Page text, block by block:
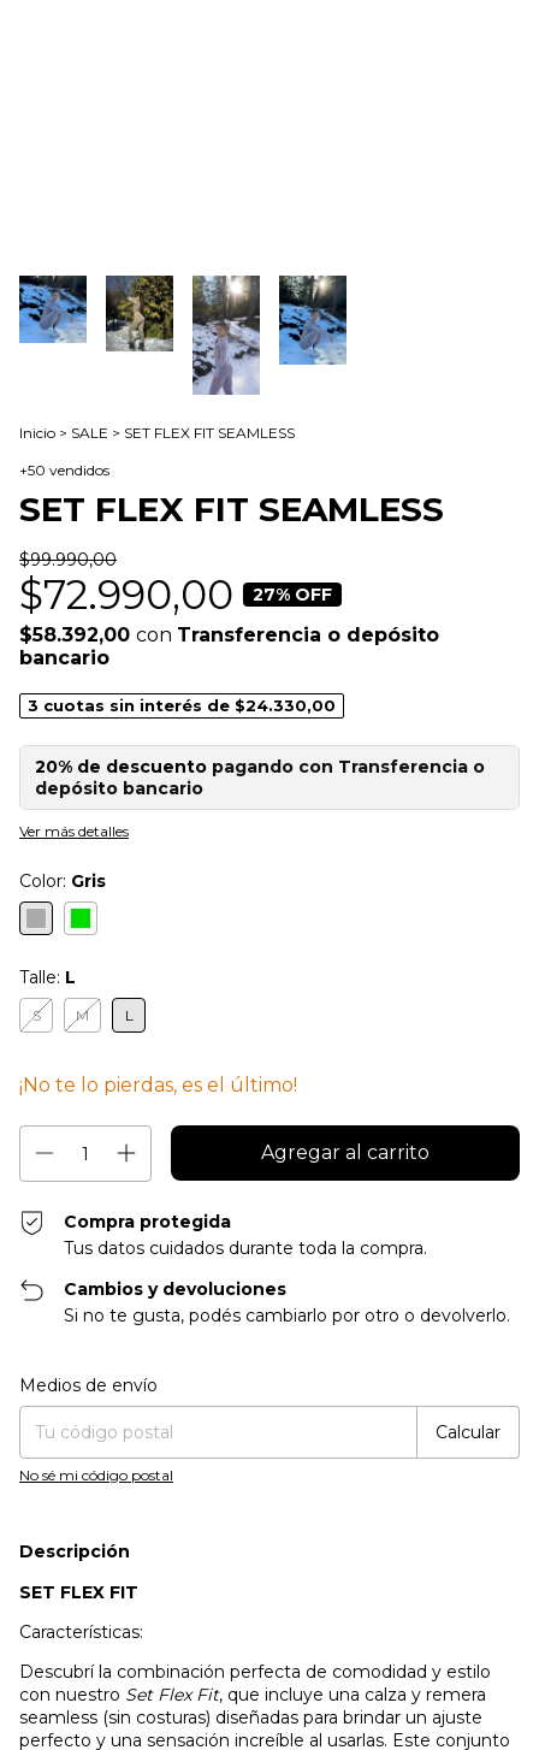
Inicio > SALE > SET FLEX FIT SEAMLESS
+50 vendidos
SET FLEX FIT SEAMLESS
$99.990,00
$72.990,00 27% OFF
$58.392,00 con Transferencia o depósito
bancario
3 cuotas sin interés de $24.330,00
20% de descuento pagando con Transferencia o
depósito bancario
Ver más detalles
Color: Gris
Talle: L
S M L
¡No te lo pierdas, es el último!
Compra protegida
Tus datos cuidados durante toda la compra.
Cambios y devoluciones
Si no te gusta, podés cambiarlo por otro o devolverlo.
Entregas para el CP:
Medios de envío
Calcular
No sé mi código postal
Descripción
SET FLEX FIT
Características:
Descubrí la combinación perfecta de comodidad y estilo
con nuestro Set Flex Fit, que incluye una calza y remera
seamless (sin costuras) diseñadas para brindar un ajuste
perfecto y una sensación increíble al usarlas. Este conjunto